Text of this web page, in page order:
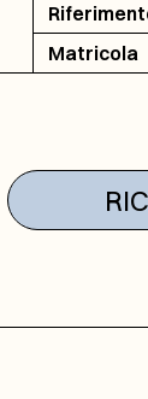
Matricola